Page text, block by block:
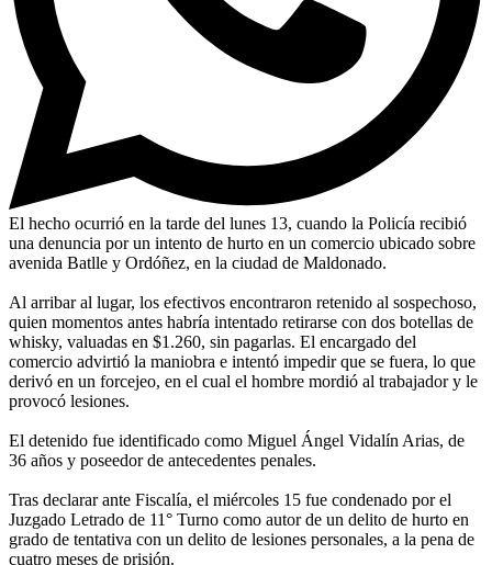
El hecho ocurrió en la tarde del lunes 13, cuando la Policía recibió
una denuncia por un intento de hurto en un comercio ubicado sobre
avenida Batlle y Ordóñez, en la ciudad de Maldonado.
Al arribar al lugar, los efectivos encontraron retenido al sospechoso,
quien momentos antes habría intentado retirarse con dos botellas de
whisky, valuadas en $1.260, sin pagarlas. El encargado del
comercio advirtió la maniobra e intentó impedir que se fuera, lo que
derivó en un forcejeo, en el cual el hombre mordió al trabajador y le
provocó lesiones.
El detenido fue identificado como Miguel Ángel Vidalín Arias, de
36 años y poseedor de antecedentes penales.
Tras declarar ante Fiscalía, el miércoles 15 fue condenado por el
Juzgado Letrado de 11° Turno como autor de un delito de hurto en
grado de tentativa con un delito de lesiones personales, a la pena de
cuatro meses de prisión.